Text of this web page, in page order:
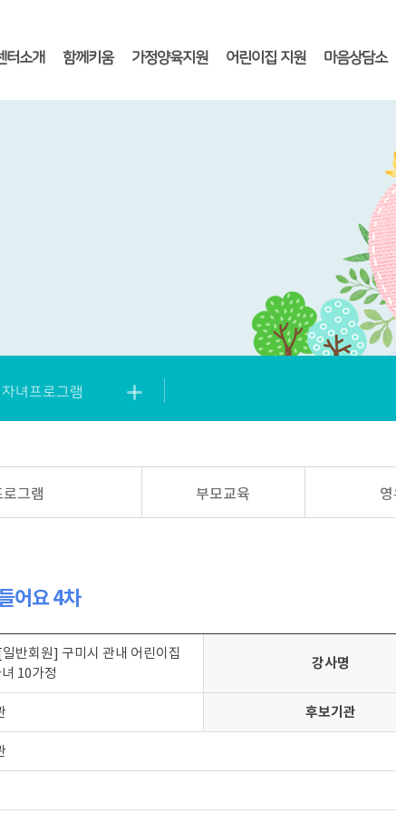
터소개 함께키움 가정양육지원 어린이집 지원 마음상담소
녀프로그램
그램 부모교육
어요 4차
반회원] 구미시 관내 어린이집
10가정
강사명
후보기관